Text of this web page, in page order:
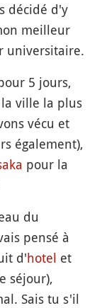
décidé d'y
meilleur
universitaire.
5 jours,
ville la plus
vécu et
également),
pour la
du
pensé à
d'hotel et
séjour),
Sais tu s'il